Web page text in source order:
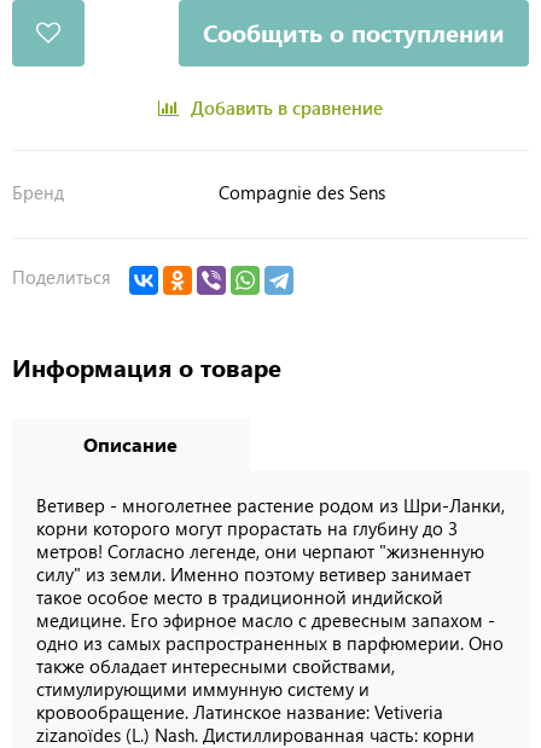
Сообщить о поступлении
Добавить в сравнение
Бренд Compagnie des Sens
Поделиться
Информация о товаре
Описание
Ветивер - многолетнее растение родом из Шри-Ланки,
корни которого могут прорастать на глубину до 3
метров! Согласно легенде, они черпают "жизненную
силу" из земли. Именно поэтому ветивер занимает
такое особое место в традиционной индийской
медицине. Его эфирное масло с древесным запахом -
одно из самых распространенных в парфюмерии. Оно
также обладает интересными свойствами,
стимулирующими иммунную систему и
кровообращение. Латинское название: Vetiveria
zizanoïdes (L.) Nash. Дистиллированная часть: корни